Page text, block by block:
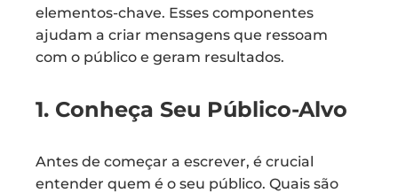
elementos-chave. Esses componentes
ajudam a criar mensagens que ressoam
com o público e geram resultados.
1. Conheça Seu Público-Alvo
Antes de começar a escrever, é crucial
entender quem é o seu público. Quais são